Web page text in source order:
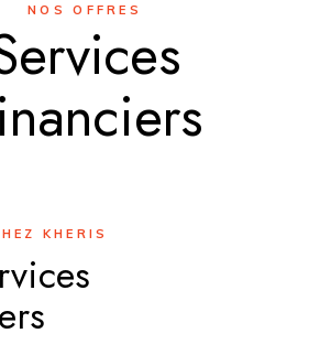
NOS OFFRES
KHERIS